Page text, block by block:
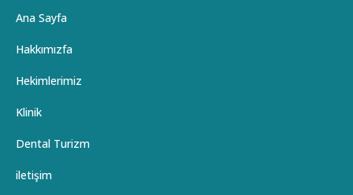
Ana Sayfa
Hakkımızfa
Hekimlerimiz
Klinik
Dental Turizm
iletişim